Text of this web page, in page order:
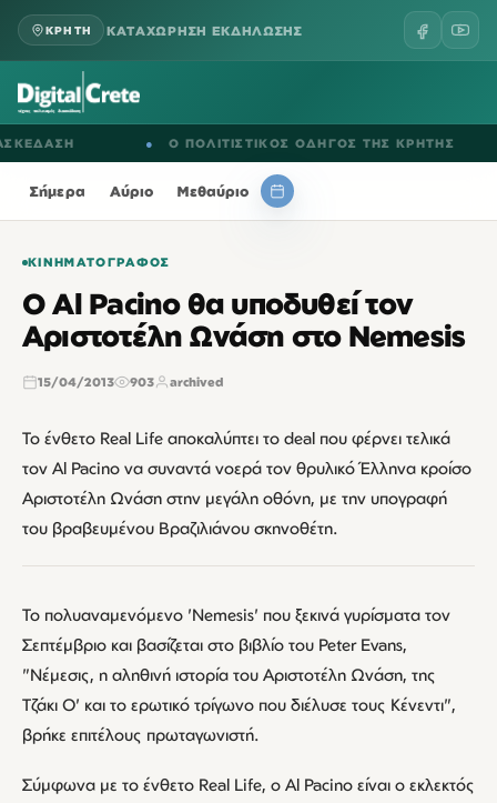
ΚΡΗΤΗ ΚΑΤΑΧΩΡΗΣΗ ΕΚΔΗΛΩΣΗΣ
Ο ΠΟΛΙΤΙΣΤΙΚΟΣ ΟΔΗΓΟΣ ΤΗΣ ΚΡΗΤΗΣ
Σήμερα Αύριο Μεθαύριο
ΚΙΝΗΜΑΤΟΓΡΆΦΟΣ
Ο Al Pacino θα υποδυθεί τον
Αριστοτέλη Ωνάση στο Nemesis
15/04/2013 903 archived
Το ένθετο Real Life αποκαλύπτει το deal που φέρνει τελικά
τον Al Pacino να συναντά νοερά τον θρυλικό Έλληνα κροίσο
Αριστοτέλη Ωνάση στην μεγάλη οθόνη, με την υπογραφή
του βραβευμένου Βραζιλιάνου σκηνοθέτη.
Το πολυαναμενόμενο 'Nemesis' που ξεκινά γυρίσματα τον
Σεπτέμβριο και βασίζεται στο βιβλίο του Peter Evans,
"Νέμεσις, η αληθινή ιστορία του Αριστοτέλη Ωνάση, της
Τζάκι Ο' και το ερωτικό τρίγωνο που διέλυσε τους Κένεντι",
βρήκε επιτέλους πρωταγωνιστή.
Σύμφωνα με το ένθετο Real Life, ο Al Pacino είναι ο εκλεκτός